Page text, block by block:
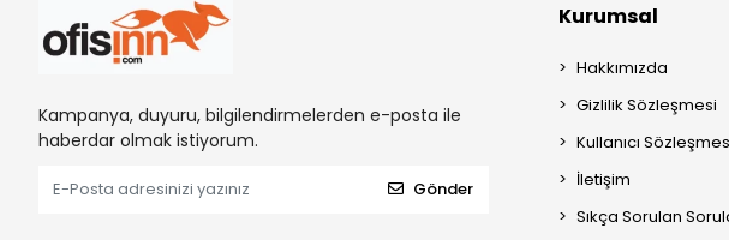
Kampanya, duyuru, bilgilendirmelerden e-posta ile
haberdar olmak istiyorum.
Gönder
Kurumsal
Hakkımızda
Gizlilik Sözleşmesi
Kullanıcı
İletişim
Sıkça Sorulan